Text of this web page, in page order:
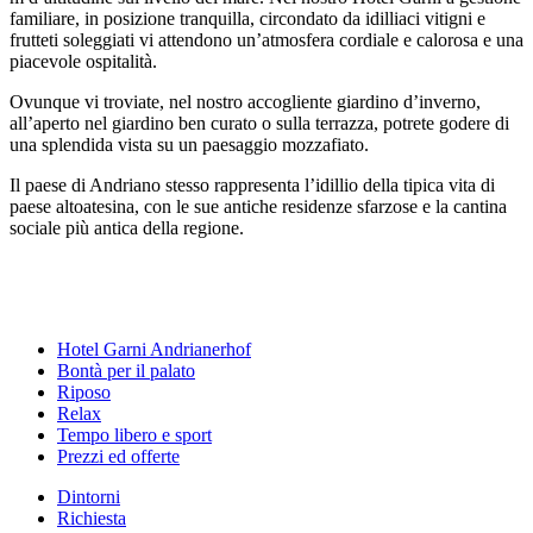
familiare, in posizione tranquilla, circondato da idilliaci vitigni e
frutteti soleggiati vi attendono un’atmosfera cordiale e calorosa e una
piacevole ospitalità.
Ovunque vi troviate, nel nostro accogliente giardino d’inverno,
all’aperto nel giardino ben curato o sulla terrazza, potrete godere di
una splendida vista su un paesaggio mozzafiato.
Il paese di Andriano stesso rappresenta l’idillio della tipica vita di
paese altoatesina, con le sue antiche residenze sfarzose e la cantina
sociale più antica della regione.
Hotel Garni Andrianerhof
Bontà per il palato
Riposo
Relax
Tempo libero e sport
Prezzi ed offerte
Dintorni
Richiesta